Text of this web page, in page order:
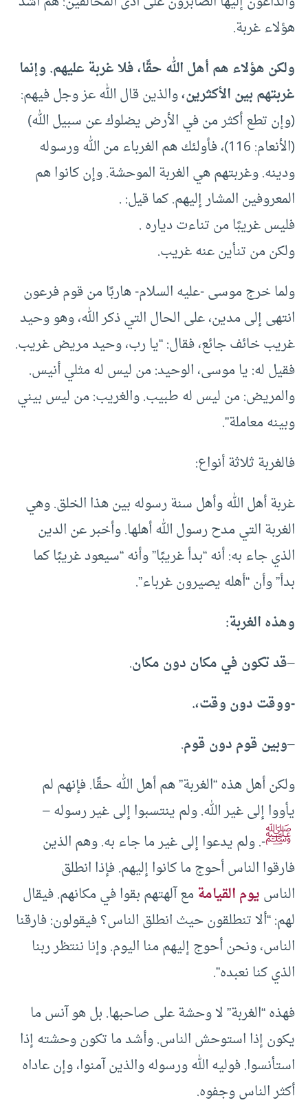
هؤلاء غربة.
ولكن هؤلاء هم أهل الله حقًا، فلا غربة عليهم. وإنما
غربتهم بين الأكثرين،والذين قال الله عز وجل فيهم:
(وإن تطع أكثر من في الأرض يضلوك عن سبيل الله)
(الأنعام: 116)، فأولئك هم الغرباء من الله ورسوله
ودينه. وغربتهم هي الغربة الموحشة. وإن كانوا هم
المعروفين المشار إليهم. كما قيل: .
فليس غريبًا من تناءت دياره .
ولكن من تنأين عنه غريب.
ولما خرج موسى -عليه السلام- هاربًا من قوم فرعون
انتهى إلى مدين، على الحال التي ذكر الله، وهو وحيد
غريب خائف جائع، فقال: “يا رب، وحيد مريض غريب.
فقيل له: يا موسى، الوحيد: من ليس له مثلي أنيس.
والمريض: من ليس له طبيب. والغريب: من ليس بيني
وبينه معاملة”.
فالغربة ثلاثة أنواع:
غربة أهل الله وأهل سنة رسوله بين هذا الخلق. وهي
الغربة التي مدح رسول الله أهلها. وأخبر عن الدين
الذي جاء به: أنه “بدأ غريبًا” وأنه “سيعود غريبًا كما
بدأ” وأن “أهله يصيرون غرباء”.
وهذه الغربة:
–قد تكون في مكان دون مكان.
-ووقت دون وقت،.
–وبين قوم دون قوم.
ولكن أهل هذه “الغربة” هم أهل الله حقًا. فإنهم لم
يأووا إلى غير الله. ولم ينتسبوا إلى غير رسوله –
ﷺ-. ولم يدعوا إلى غير ما جاء به. وهم الذين
فارقوا الناس أحوج ما كانوا إليهم. فإذا انطلق
الناسيوم القيامةمع آلهتهم بقوا في مكانهم. فيقال
لهم: “ألا تنطلقون حيث انطلق الناس؟ فيقولون: فارقنا
الناس، ونحن أحوج إليهم منا اليوم. وإنا ننتظر ربنا
الذي كنا نعبده”.
فهذه “الغربة” لا وحشة على صاحبها. بل هو آنس ما
يكون إذا استوحش الناس. وأشد ما تكون وحشته إذا
استأنسوا. فوليه الله ورسوله والذين آمنوا، وإن عاداه
أكثر الناس وجفوه.